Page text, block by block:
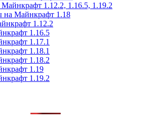
1.12.2, 1.16.5, 1.19.2
на Майнкрафт 1.18
1.12.2
1.16.5
1.17.1
1.18.1
1.18.2
1.19
1.19.2